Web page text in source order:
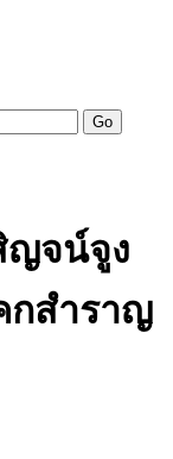
Go
ญจน์จูง
กสำราญ